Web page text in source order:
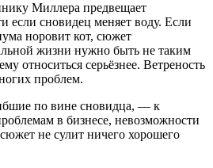
Миллера предвещает
если сновидец меняет воду. Если
норовит кот, сюжет
жизни нужно быть не таким
относиться серьёзнее. Ветреность
проблем.
по вине сновидца, — к
в бизнесе, невозможности
не сулит ничего хорошего